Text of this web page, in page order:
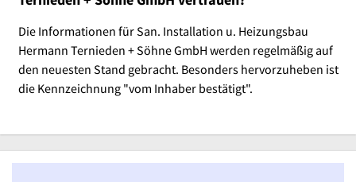
Die Informationen für San. Installation u. Heizungsbau
Hermann Ternieden + Söhne GmbH werden regelmäßig auf
den neuesten Stand gebracht. Besonders hervorzuheben ist
die Kennzeichnung "vom Inhaber bestätigt".